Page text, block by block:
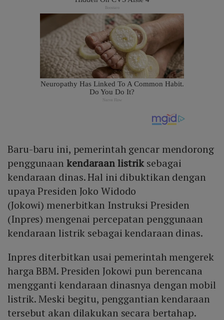
Baru-baru ini, pemerintah gencar mendorong
penggunaan kendaraan listriksebagai
kendaraan dinas. Hal ini dibuktikan dengan
upaya Presiden Joko Widodo
(Jokowi) menerbitkan Instruksi Presiden
(Inpres) mengenai percepatan penggunaan
kendaraan listrik sebagai kendaraan dinas.
Inpres diterbitkan usai pemerintah mengerek
harga BBM. Presiden Jokowi pun berencana
mengganti kendaraan dinasnya dengan mobil
listrik. Meski begitu, penggantian kendaraan
tersebut akan dilakukan secara bertahap.